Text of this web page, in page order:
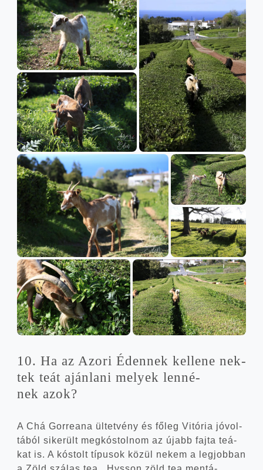
10. Ha az Azo­ri Éden­nek kel­le­ne nek­
tek teát aján­la­ni melyek len­né­
nek azok?
A Chá Gor­re­a­na ültet­vény és főleg Vitó­ria jóvol­
tá­ból sike­rült meg­kós­tol­nom az újabb faj­ta teá­
kat is. A kós­tolt típu­sok közül nekem a leg­job­ban